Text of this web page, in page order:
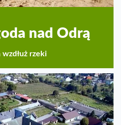
nad Odrą
wzdłuż rzeki